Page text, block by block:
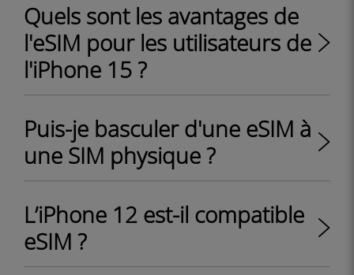
Quels sont les avantages de
l'eSIM pour les utilisateurs de
l'iPhone 15 ?
Puis-je basculer d'une eSIM à
une SIM physique ?
L’iPhone 12 est-il compatible
eSIM ?